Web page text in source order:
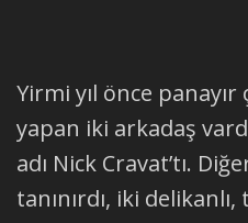
Yirmi yıl önce panayır
yapan iki arkadaş
adı Nick Cravat’tı.
tanınırdı, iki